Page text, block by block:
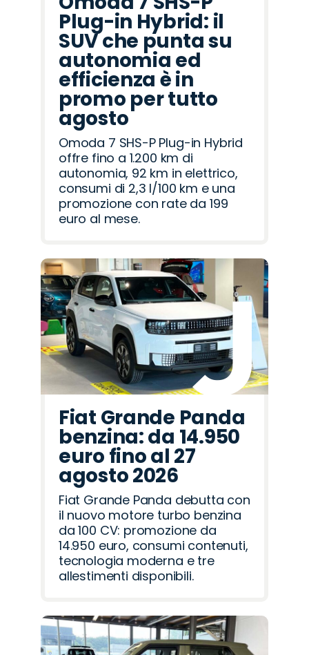
Plug-in Hybrid: il
SUV che punta su
autonomia ed
efficienza è in
promo per tutto
agosto
Omoda 7 SHS-P Plug-in Hybrid
offre fino a 1.200 km di
autonomia, 92 km in elettrico,
consumi di 2,3 l/100 km e una
promozione con rate da 199
euro al mese.
Fiat Grande Panda
benzina: da 14.950
euro fino al 27
agosto 2026
Fiat Grande Panda debutta con
il nuovo motore turbo benzina
da 100 CV: promozione da
14.950 euro, consumi contenuti,
tecnologia moderna e tre
allestimenti disponibili.